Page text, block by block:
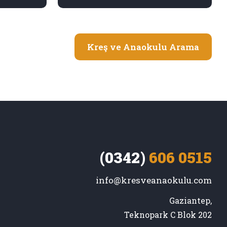
Kreş ve Anaokulu Arama
(0342) 606 0515
info@kresveanaokulu.com
Gaziantep,
Teknopark C Blok 202